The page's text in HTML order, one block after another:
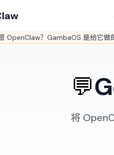
OpenClaw？GambaOS 是给它做
💬
将